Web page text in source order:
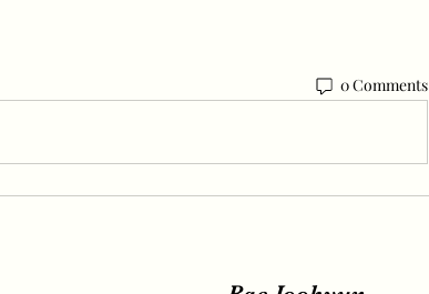
0 Comments